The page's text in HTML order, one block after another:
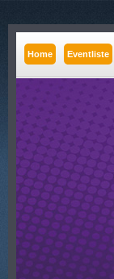
Home Eventliste